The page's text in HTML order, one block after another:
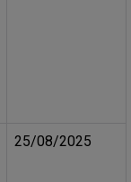
25/08/2025